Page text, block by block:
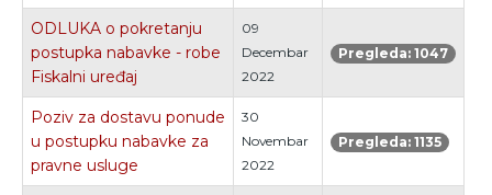
ODLUKA o pokretanju
postupka nabavke - robe
Fiskalni uređaj
09
Decembar
2022
Pregleda: 1047
Poziv za dostavu ponude
u postupku nabavke za
pravne usluge
30
Novembar
2022
Pregleda: 1135